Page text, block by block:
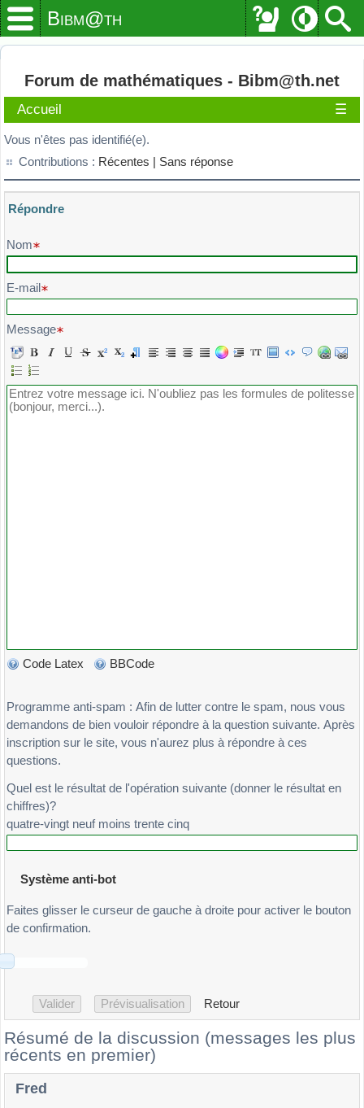
Bibm@th
Forum de mathématiques - Bibm@th.net
Accueil ☰
Vous n'êtes pas identifié(e).
Contributions : Récentes | Sans réponse
Répondre
Veuillez composer votre message et l'envoyer
Nom
E-mail
Message
Code Latex BBCode
Programme anti-spam : Afin de lutter contre le spam, nous vous
demandons de bien vouloir répondre à la question suivante. Après
inscription sur le site, vous n'aurez plus à répondre à ces
questions.
Quel est le résultat de l'opération suivante (donner le résultat en
chiffres)?
quatre-vingt neuf moins trente cinq
Système anti-bot
Faites glisser le curseur de gauche à droite pour activer le bouton
de confirmation.
Retour
Résumé de la discussion (messages les plus
récents en premier)
Fred